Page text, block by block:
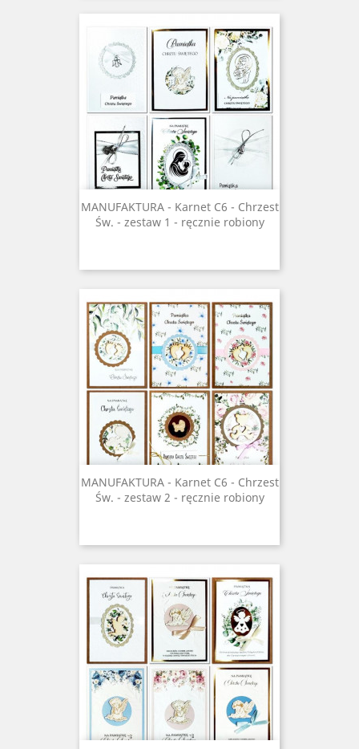
MANUFAKTURA - Karnet C6 - Chrzest
Św. - zestaw 1 - ręcznie robiony
MANUFAKTURA - Karnet C6 - Chrzest
Św. - zestaw 2 - ręcznie robiony